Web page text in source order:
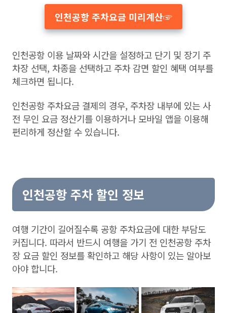
인천공항 주차요금 미리계산☞
인천공항 이용 날짜와 시간을 설정하고 단기 및 장기 주
차장 선택, 차종을 선택하고 주차 감면 할인 혜택 여부를
체크하면 됩니다.
인천공항 주차요금 결제의 경우, 주차장 내부에 있는 사
전 무인 요금 정산기를 이용하거나 모바일 앱을 이용해
편리하게 정산할 수 있습니다.
인천공항 주차 할인 정보
여행 기간이 길어질수록 공항 주차요금에 대한 부담도
커집니다. 따라서 반드시 여행을 가기 전 인천공항 주차
장 요금 할인 정보를 확인하고 해당 사항이 있는 알아보
아야 합니다.